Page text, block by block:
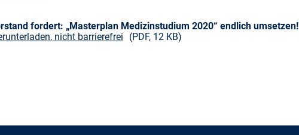
fordert: „Masterplan Medizinstudium 2020“ endlich umsetzen!
nicht barrierefrei
(PDF, 12 KB)